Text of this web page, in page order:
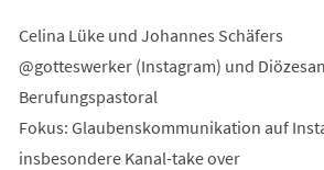
Celina Lüke und Johannes Schäfers
@gotteswerker (Instagram) und
Berufungspastoral
Fokus: Glaubenskommunikation auf
insbesondere Kanal-take over